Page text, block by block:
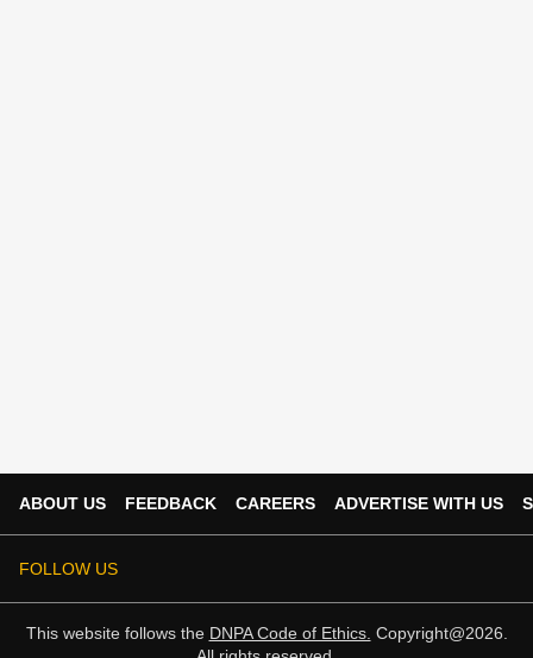
ABOUT US FEEDBACK CAREERS ADVERTISE WITH US
FOLLOW US
This website follows the DNPA Code of Ethics. Copyright@2026.